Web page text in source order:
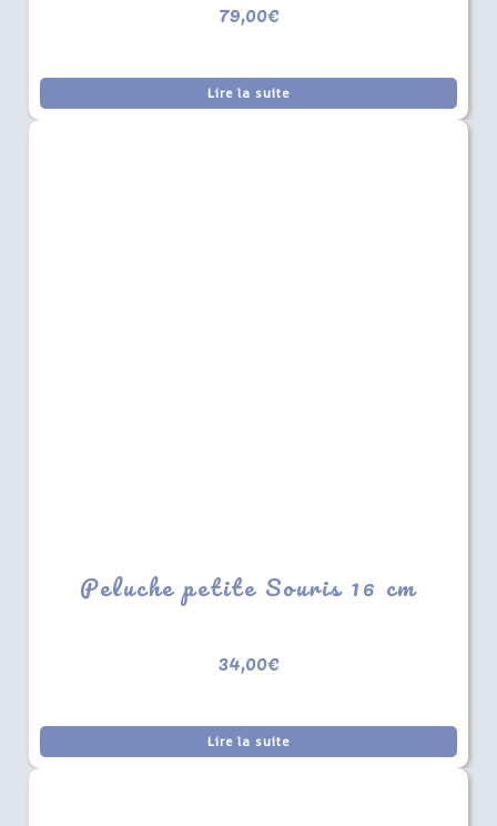
79,00€
Lire la suite
Peluche petite Souris 16 cm
34,00€
Lire la suite